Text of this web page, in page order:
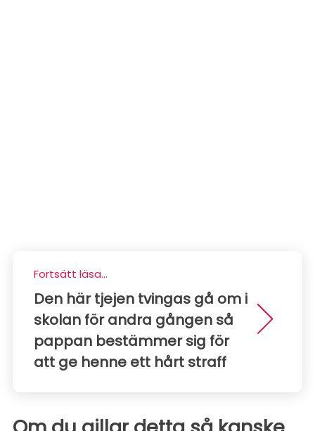
Fortsätt läsa...
Den här tjejen tvingas gå om i
skolan för andra gången så
pappan bestämmer sig för
att ge henne ett hårt straff